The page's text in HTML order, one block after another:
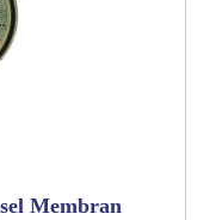
Membran